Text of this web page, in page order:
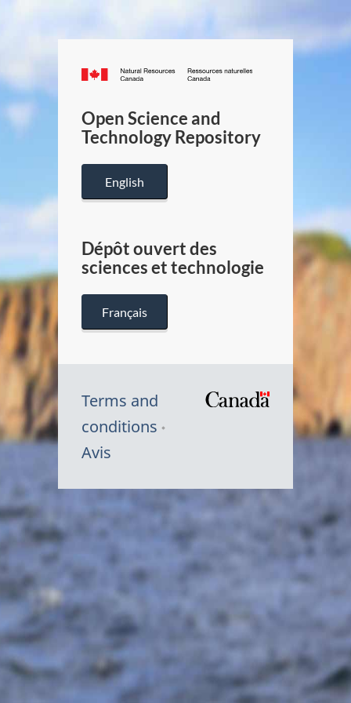
Canada.ca
/
Canada
Open Science and
Technology Repository
English
Dépôt ouvert des
sciences et technologie
Français
Terms and
conditions
Avis
Symbole
Canada